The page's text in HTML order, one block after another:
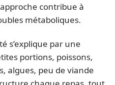
contribue à
métaboliques.
s’explique par une
portions, poissons,
algues, peu de viande